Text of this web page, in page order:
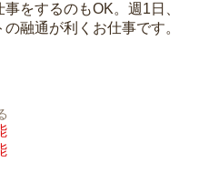
をするのもOK。週1日、
融通が利くお仕事です。